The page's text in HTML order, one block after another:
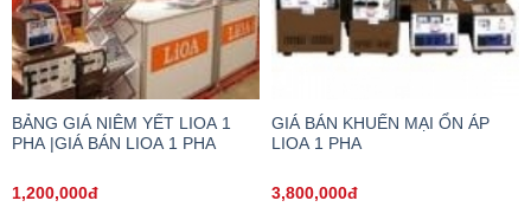
BẢNG GIÁ NIÊM YẾT LIOA 1
PHA |GIÁ BÁN LIOA 1 PHA
1,200,000đ
GIÁ BÁN KHUẾN MẠI ỔN ÁP
LIOA 1 PHA
3,800,000đ